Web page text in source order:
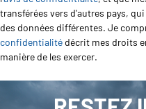
transférées vers d'autres pays,
des données différentes. Je
confidentialité décrit mes droits
manière de les exercer.